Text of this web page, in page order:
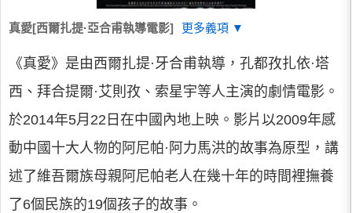
真愛[西爾扎提·亞合甫執導電影] 更多義項 ▼
《真愛》是由西爾扎提·牙合甫執導，孔都孜扎依·塔
西、拜合提爾·艾則孜、索星宇等人主演的劇情電影。
於2014年5月22日在中國內地上映。影片以2009年感
動中國十大人物的阿尼帕·阿力馬洪的故事為原型，講
述了維吾爾族母親阿尼帕老人在幾十年的時間裡撫養
了6個民族的19個孩子的故事。